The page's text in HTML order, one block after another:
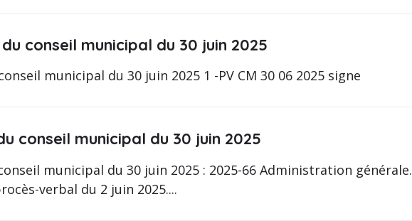
conseil municipal du 30 juin 2025
municipal du 30 juin 2025 1 -PV CM 30 06 2025 signe
conseil municipal du 30 juin 2025
municipal du 30 juin 2025 : 2025-66 Administration générale.
verbal du 2 juin 2025....